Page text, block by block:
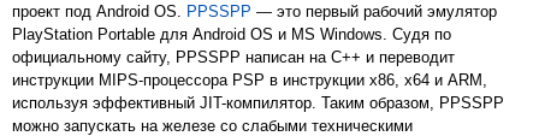
проект под Android OS. PPSSPP — это первый рабочий эмулятор
PlayStation Portable для Android OS и MS Windows. Судя по
официальному сайту, PPSSPP написан на C++ и переводит
инструкции MIPS-процессора PSP в инструкции x86, x64 и ARM,
используя эффективный JIT-компилятор. Таким образом, PPSSPP
можно запускать на железе со слабыми техническими